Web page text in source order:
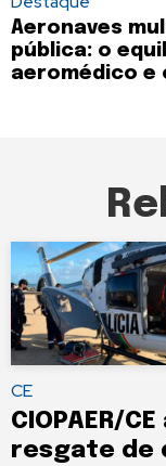
Aeronaves
pública: o
aeromédico
CE
CIOPAER/
resgate de